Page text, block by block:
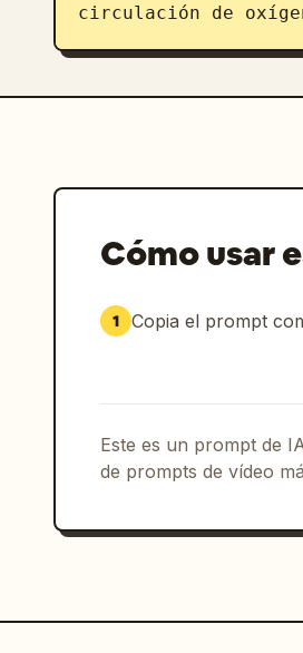
circulación de
Cómo usar
1 Copia el prompt
Este es un prompt de
de prompts de vídeo